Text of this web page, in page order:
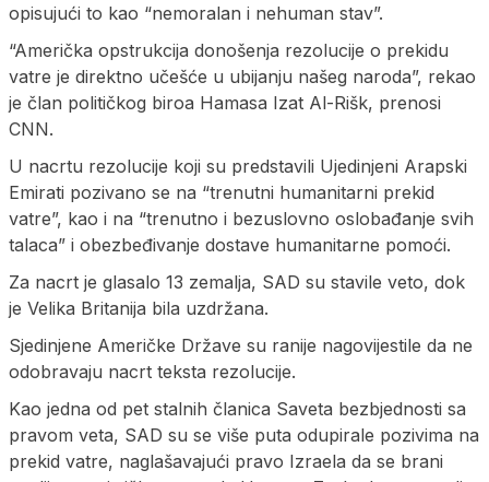
opisujući to kao “nemoralan i nehuman stav”.
“Američka opstrukcija donošenja rezolucije o prekidu
vatre je direktno učešće u ubijanju našeg naroda”, rekao
je član političkog biroa Hamasa Izat Al-Rišk, prenosi
CNN.
U nacrtu rezolucije koji su predstavili Ujedinjeni Arapski
Emirati pozivano se na “trenutni humanitarni prekid
vatre”, kao i na “trenutno i bezuslovno oslobađanje svih
talaca” i obezbeđivanje dostave humanitarne pomoći.
Za nacrt je glasalo 13 zemalja, SAD su stavile veto, dok
je Velika Britanija bila uzdržana.
Sjedinjene Američke Države su ranije nagovijestile da ne
odobravaju nacrt teksta rezolucije.
Kao jedna od pet stalnih članica Saveta bezbjednosti sa
pravom veta, SAD su se više puta odupirale pozivima na
prekid vatre, naglašavajući pravo Izraela da se brani